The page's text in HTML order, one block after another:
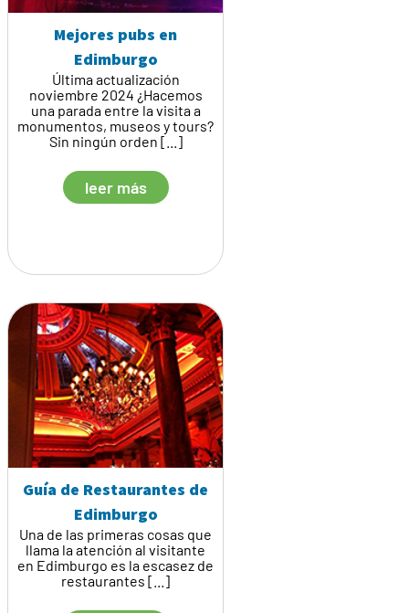
Mejores pubs en
Edimburgo
Última actualización
noviembre 2024 ¿Hacemos
una parada entre la visita a
monumentos, museos y tours?
Sin ningún orden [...]
leer más
Guía de Restaurantes de
Edimburgo
Una de las primeras cosas que
llama la atención al visitante
en Edimburgo es la escasez de
restaurantes [...]